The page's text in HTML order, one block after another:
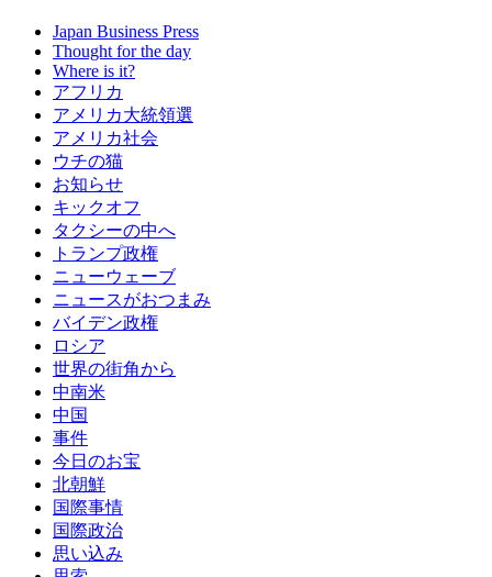
Japan Business Press
Thought for the day
Where is it?
アフリカ
アメリカ大統領選
アメリカ社会
ウチの猫
お知らせ
キックオフ
タクシーの中へ
トランプ政権
ニューウェーブ
ニュースがおつまみ
バイデン政権
ロシア
世界の街角から
中南米
中国
事件
今日のお宝
北朝鮮
国際事情
国際政治
思い込み